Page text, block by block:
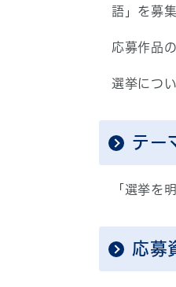
語」を募
応募作品
選挙につ
テー
「選挙を
応募